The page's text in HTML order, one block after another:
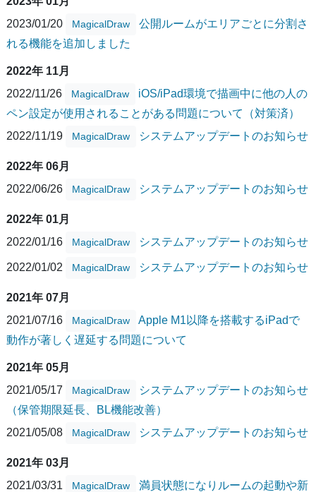
2023/01/20
MagicalDraw
公開ルームがエリアごとに分割さ
れる機能を追加しました
2022年 11月
2022/11/26
MagicalDraw
iOS/iPad環境で描画中に他の人の
ペン設定が使用されることがある問題について（対策済）
2022/11/19
MagicalDraw システムアップデートのお知らせ
2022年 06月
2022/06/26
MagicalDraw システムアップデートのお知らせ
2022年 01月
2022/01/16
MagicalDraw システムアップデートのお知らせ
2022/01/02 MagicalDraw システムアップデートのお知らせ
2021年 07月
2021/07/16
MagicalDraw
Apple M1以降を搭載するiPadで
動作が著しく遅延する問題について
2021年 05月
2021/05/17
MagicalDraw
システムアップデートのお知らせ
（保管期限延長、BL機能改善）
2021/05/08
MagicalDraw システムアップデートのお知らせ
2021年 03月
2021/03/31
MagicalDraw
満員状態になりルームの起動や新